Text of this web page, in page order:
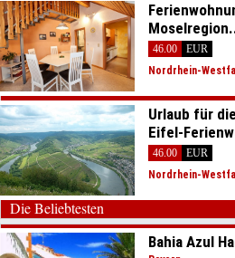
46.00
EUR
Nordrhein-
Urlaub für
Eifel-
46.00
EUR
Nordrhein-
Die Beliebtesten
Bahia Azul